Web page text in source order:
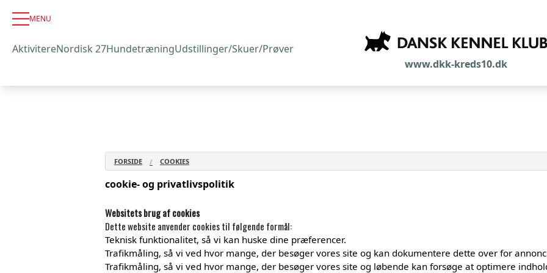
MENU
AktivitereNordisk 27HundetræningUdstillinger/Skuer/Prøver
www.dkk-kreds10.dk
FORSIDE COOKIES
cookie- og privatlivspolitik
Websitets brug af cookies
Dette website anvender cookies til følgende formål:
Teknisk funktionalitet, så vi kan huske dine præferencer.
Trafikmåling, så vi ved hvor mange, der besøger vores site og kan dokumentere dette over for
Trafikmåling, så vi ved hvor mange, der besøger vores site og løbende kan forsøge at optimere